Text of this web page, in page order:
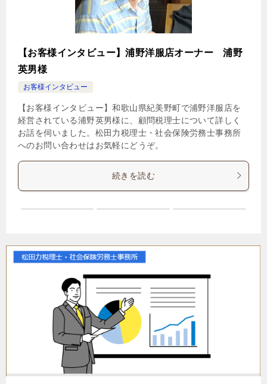
【お客様インタビュー】浦野洋服店オーナー 浦野
英男様
お客様インタビュー
【お客様インタビュー】和歌山県紀美野町で浦野洋服店を
経営されている浦野英男様に、顧問税理士について詳しく
お話を伺いました。松田力税理士・社会保険労務士事務所
へのお問い合わせはお気軽にどうぞ。
続きを読む